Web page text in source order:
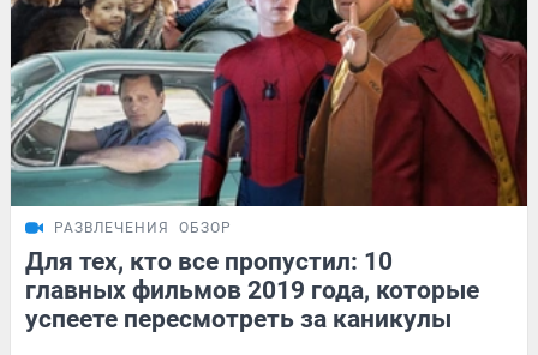
РАЗВЛЕЧЕНИЯ ОБЗОР
Для тех, кто все пропустил: 10
главных фильмов 2019 года, которые
успеете пересмотреть за каникулы